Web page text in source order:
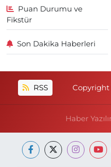
Puan Durumu ve
Fikstür
Son Dakika Haberleri
RSS Copyright
Haber